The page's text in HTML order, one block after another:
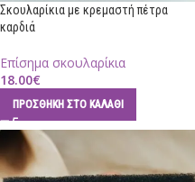
Σκουλαρίκια με κρεμαστή πέτρα
καρδιά
Επίσημα σκουλαρίκια
18.00€
ΠΡΟΣΘΉΚΗ ΣΤΟ ΚΑΛΆΘΙ